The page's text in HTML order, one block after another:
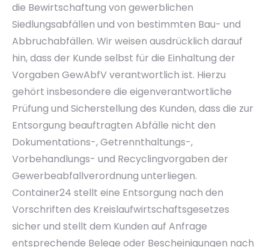
die Bewirtschaftung von gewerblichen
Siedlungsabfällen und von bestimmten Bau- und
Abbruchabfällen. Wir weisen ausdrücklich darauf
hin, dass der Kunde selbst für die Einhaltung der
Vorgaben GewAbfV verantwortlich ist. Hierzu
gehört insbesondere die eigenverantwortliche
Prüfung und Sicherstellung des Kunden, dass die zur
Entsorgung beauftragten Abfälle nicht den
Dokumentations-, Getrennthaltungs-,
Vorbehandlungs- und Recyclingvorgaben der
Gewerbeabfallverordnung unterliegen.
Container24 stellt eine Entsorgung nach den
Vorschriften des Kreislaufwirtschaftsgesetzes
sicher und stellt dem Kunden auf Anfrage
entsprechende Belege oder Bescheinigungen nach